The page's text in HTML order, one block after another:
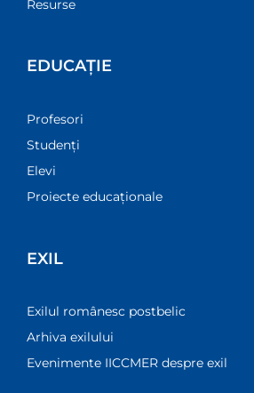
Resurse
EDUCAȚIE
Profesori
Studenți
Elevi
Proiecte educaționale
EXIL
Exilul românesc postbelic
Arhiva exilului
Evenimente IICCMER despre exil